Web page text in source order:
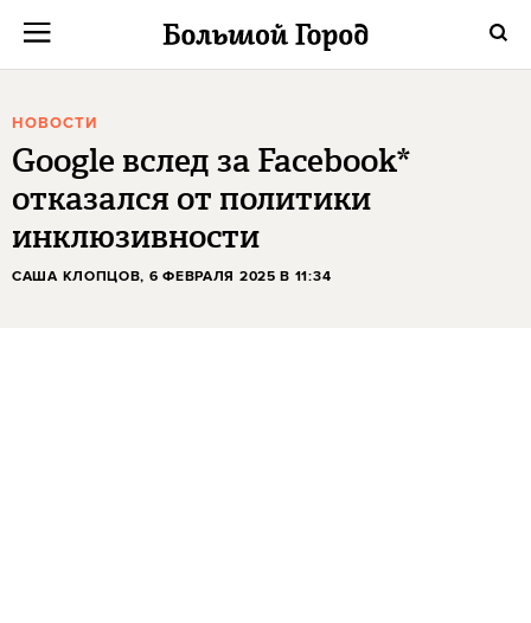
НОВОСТИ
Google вслед за Facebook*
отказался от политики
инклюзивности
САША КЛОПЦОВ, 6 ФЕВРАЛЯ 2025 В 11:34